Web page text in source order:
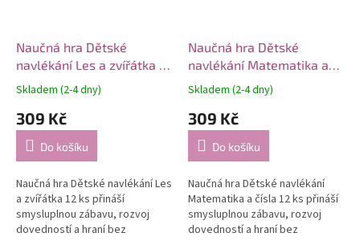
Naučná hra Dětské
navlékání Les a zvířátka 12
ks
Skladem (2-4 dny)
309 Kč
Do košíku
Naučná hra Dětské navlékání Les
a zvířátka 12 ks přináší
smysluplnou zábavu, rozvoj
dovedností a hraní bez
Naučná hra Dětské
navlékání Matematika a
čísla 12 ks
Skladem (2-4 dny)
309 Kč
Do košíku
Naučná hra Dětské navlékání
Matematika a čísla 12 ks přináší
smysluplnou zábavu, rozvoj
dovedností a hraní bez